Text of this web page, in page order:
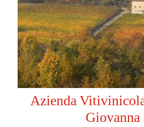
Azienda
Giovanna